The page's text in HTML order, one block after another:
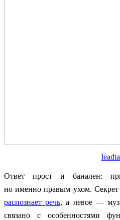
Ответ прост и банален:
но именно правым ухом. Секрет
распознает речь, а левое —
связано с особенностями